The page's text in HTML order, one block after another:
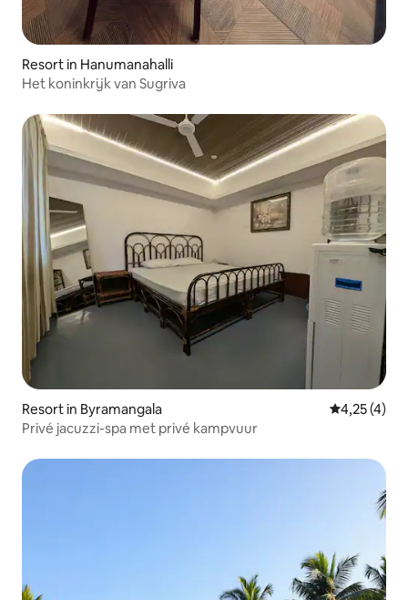
Resort in Hanumanahalli
Het koninkrijk van Sugriva
Resort in Byramangala
4,25 (4)
Privé jacuzzi-spa met privé kampvuur